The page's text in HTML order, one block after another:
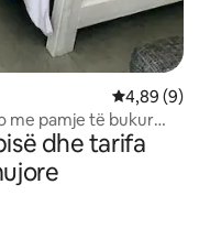
Vlerësimi
4,89 (9)
me pamje të bukur
dhe tarifa